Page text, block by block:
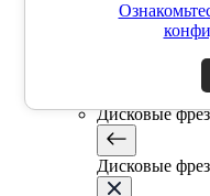
SSK
SSP
Дисковые
Дисковые